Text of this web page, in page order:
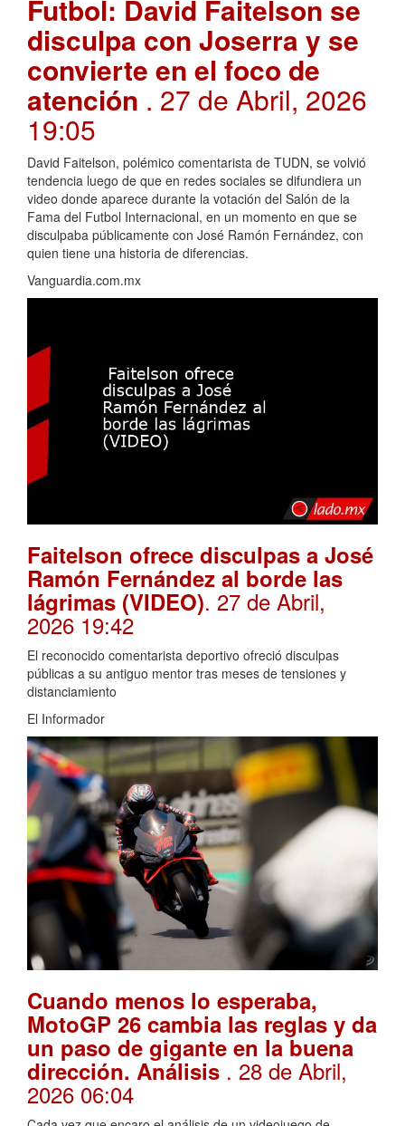
Futbol: David Faitelson se
disculpa con Joserra y se
convierte en el foco de
atención . 27 de Abril, 2026
19:05
David Faitelson, polémico comentarista de TUDN, se volvió
tendencia luego de que en redes sociales se difundiera un
video donde aparece durante la votación del Salón de la
Fama del Futbol Internacional, en un momento en que se
disculpaba públicamente con José Ramón Fernández, con
quien tiene una historia de diferencias.
Vanguardia.com.mx
Faitelson ofrece disculpas a José
Ramón Fernández al borde las
lágrimas (VIDEO). 27 de Abril,
2026 19:42
El reconocido comentarista deportivo ofreció disculpas
públicas a su antiguo mentor tras meses de tensiones y
distanciamiento
El Informador
Cuando menos lo esperaba,
MotoGP 26 cambia las reglas y da
un paso de gigante en la buena
dirección. Análisis . 28 de Abril,
2026 06:04